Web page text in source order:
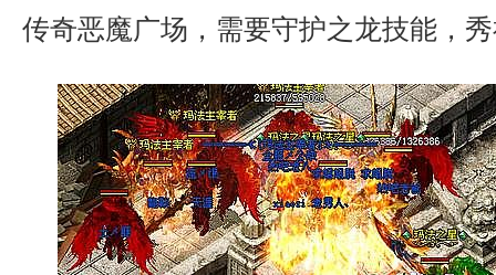
传奇恶魔广场，需要守护之龙技能，